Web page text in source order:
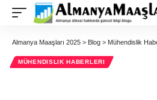
Almanya Maaşları 2025 > Blog > Mühendislik
MÜHENDISLIK HABERLERI